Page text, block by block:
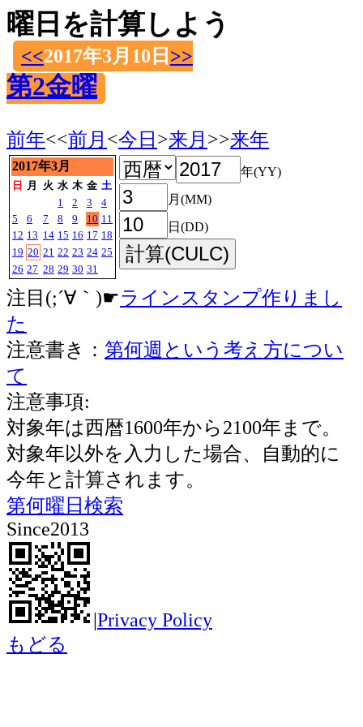
曜日を計算しよう
<<2017年3月10日 >>
第2金曜
前年<<前月 <今日 >来月 >>来年
2017年3月
日 月 火 水 木 金 土
1
2 3
4
5
6 7 8 9 10 11
12 13 14 15 16 17 18
19 20 21 22 23 24 25
26 27 28 29 30 31
年(YY)
月(MM)
日(DD)
注目(;´∀｀)☛ラインスタンプ作りまし
た
注意書き： 第何週という考え方につい
て
注意事項:
対象年は西暦1600年から2100年まで。
対象年以外を入力した場合、自動的に
今年と計算されます。
第何曜日検索
Since2013
|Privacy Policy
もどる